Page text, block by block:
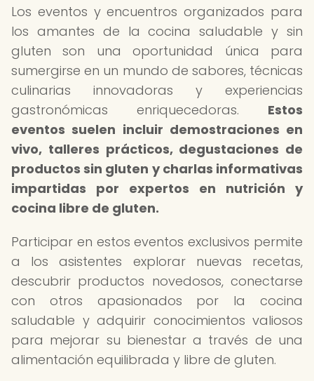
Los eventos y encuentros organizados para
los amantes de la cocina saludable y sin
gluten son una oportunidad única para
sumergirse en un mundo de sabores, técnicas
culinarias innovadoras y experiencias
gastronómicas enriquecedoras. Estos
eventos suelen incluir demostraciones en
vivo, talleres prácticos, degustaciones de
productos sin gluten y charlas informativas
impartidas por expertos en nutrición y
cocina libre de gluten.
Participar en estos eventos exclusivos permite
a los asistentes explorar nuevas recetas,
descubrir productos novedosos, conectarse
con otros apasionados por la cocina
saludable y adquirir conocimientos valiosos
para mejorar su bienestar a través de una
alimentación equilibrada y libre de gluten.